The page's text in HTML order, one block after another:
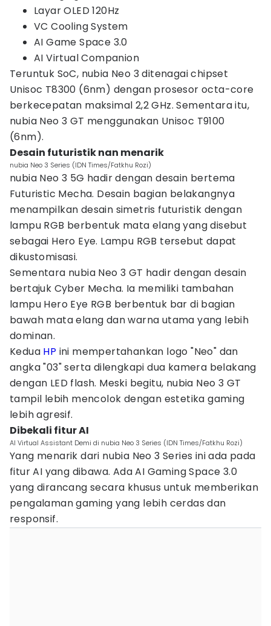
Layar OLED 120Hz
VC Cooling System
AI Game Space 3.0
AI Virtual Companion
Teruntuk SoC, nubia Neo 3 ditenagai chipset
Unisoc T8300 (6nm) dengan prosesor octa-core
berkecepatan maksimal 2,2 GHz. Sementara itu,
nubia Neo 3 GT menggunakan Unisoc T9100
(6nm).
Desain futuristik nan menarik
nubia Neo 3 Series (IDN Times/Fatkhu Rozi)
nubia Neo 3 5G hadir dengan desain bertema
Futuristic Mecha. Desain bagian belakangnya
menampilkan desain simetris futuristik dengan
lampu RGB berbentuk mata elang yang disebut
sebagai Hero Eye. Lampu RGB tersebut dapat
dikustomisasi.
Sementara nubia Neo 3 GT hadir dengan desain
bertajuk Cyber Mecha. Ia memiliki tambahan
lampu Hero Eye RGB berbentuk bar di bagian
bawah mata elang dan warna utama yang lebih
dominan.
Kedua HP ini mempertahankan logo "Neo" dan
angka "03" serta dilengkapi dua kamera belakang
dengan LED flash. Meski begitu, nubia Neo 3 GT
tampil lebih mencolok dengan estetika gaming
lebih agresif.
Dibekali fitur AI
AI Virtual Assistant Demi di nubia Neo 3 Series (IDN Times/Fatkhu Rozi)
Yang menarik dari nubia Neo 3 Series ini ada pada
fitur AI yang dibawa. Ada AI Gaming Space 3.0
yang dirancang secara khusus untuk memberikan
pengalaman gaming yang lebih cerdas dan
responsif.